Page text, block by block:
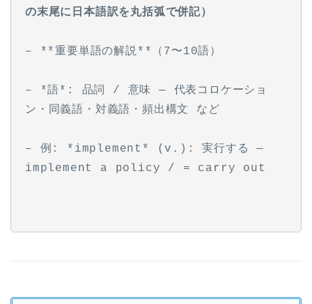
の末尾に日本語訳を丸括弧で併記）
– **重要単語の解説**（7〜10語）
– *語*: 品詞 / 意味 — 代表コロケーショ
ン・同義語・対義語・頻出構文 など
– 例: *implement* (v.): 実行する —
implement a policy / = carry out